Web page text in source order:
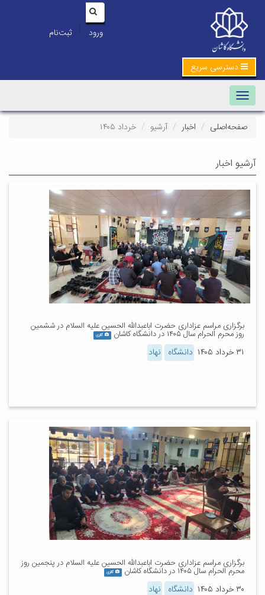
ورود | ثبت‌نام
دسترسی سریع
Toggle navigation
صفحه‌اصلی اخبار آرشیو خرداد ۱۴۰۵
آرشیو اخبار
برگزاری مراسم عزاداری حضرت اباعبدالله الحسین علیه السلام در ششمین
روز محرم الحرام سال ۱۴۰۵ در دانشگاه کاشان گالری
۳۱ خرداد ۱۴۰۵ دانشگاه نهاد
برگزاری مراسم عزاداری حضرت اباعبدالله الحسین علیه السلام در پنجمین روز
محرم الحرام سال ۱۴۰۵ در دانشگاه کاشان گالری
۳۰ خرداد ۱۴۰۵ دانشگاه نهاد